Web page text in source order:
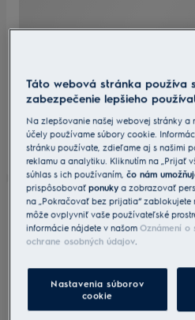
Táto webová stránka používa
zabezpečenie lepšieho
Na zlepšovanie našej webovej stránky
účely používame súbory cookie.
stránku používate, zdieľame aj s našimi
reklamu a analytiku. Kliknutím na „Prijať
súhlas s ich používaním,čo nám
prispôsobovaťponuky a zobrazovať
na „Pokračovať bez prijatia“
môže ovplyvniť vaše používateľské
informácie nájdete v našomOznámení o
ochrane osobných údajov.
Nastavenia súborov
cookie